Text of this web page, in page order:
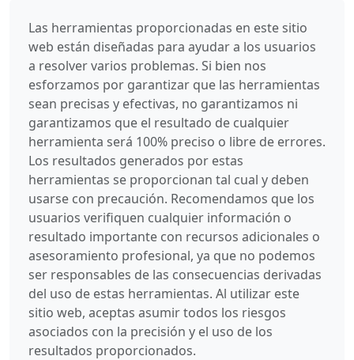
Las herramientas proporcionadas en este sitio
web están diseñadas para ayudar a los usuarios
a resolver varios problemas. Si bien nos
esforzamos por garantizar que las herramientas
sean precisas y efectivas, no garantizamos ni
garantizamos que el resultado de cualquier
herramienta será 100% preciso o libre de errores.
Los resultados generados por estas
herramientas se proporcionan tal cual y deben
usarse con precaución. Recomendamos que los
usuarios verifiquen cualquier información o
resultado importante con recursos adicionales o
asesoramiento profesional, ya que no podemos
ser responsables de las consecuencias derivadas
del uso de estas herramientas. Al utilizar este
sitio web, aceptas asumir todos los riesgos
asociados con la precisión y el uso de los
resultados proporcionados.